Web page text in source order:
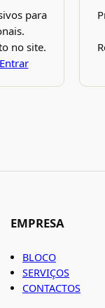
para
no site.
EMPRESA
BLOCO
SERVIÇOS
CONTACTOS